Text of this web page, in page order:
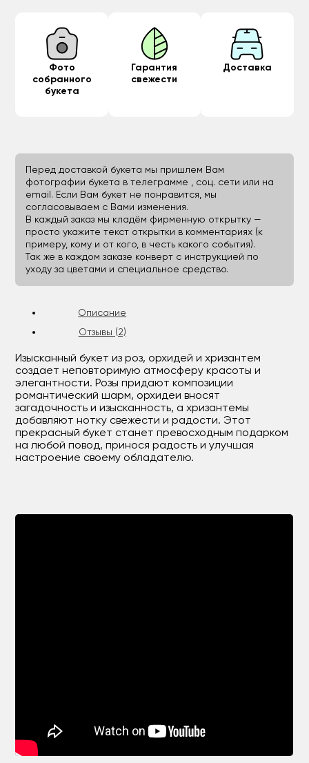
Фото
собранного
букета
Гарантия
свежести
Доставка
Перед доставкой букета мы пришлем Вам
фотографии букета в телеграмме , соц. сети или на
email. Если Вам букет не понравится, мы
согласовываем с Вами изменения.
В каждый заказ мы кладём фирменную открытку —
просто укажите текст открытки в комментариях (к
примеру, кому и от кого, в честь какого события).
Так же в каждом заказе конверт с инструкцией по
уходу за цветами и специальное средство.
Описание
Отзывы (2)
Изысканный букет из роз, орхидей и хризантем
создает неповторимую атмосферу красоты и
элегантности. Розы придают композиции
романтический шарм, орхидеи вносят
загадочность и изысканность, а хризантемы
добавляют нотку свежести и радости. Этот
прекрасный букет станет превосходным подарком
на любой повод, принося радость и улучшая
настроение своему обладателю.